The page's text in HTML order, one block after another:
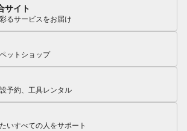
サイト
るサービスをお届け
ットショップ
予約、工具レンタル
いすべての人をサポート